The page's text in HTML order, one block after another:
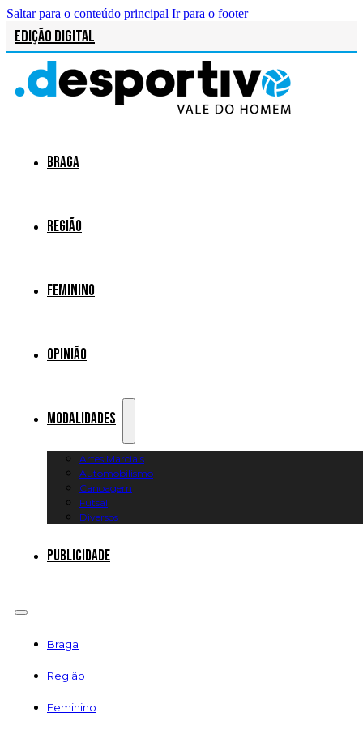
Saltar para o conteúdo principal Ir para o footer
Edição Digital
Braga
Região
Feminino
Opinião
Modalidades
Artes Marciais
Automobilismo
Canoagem
Futsal
Diversos
Publicidade
Braga
Região
Feminino